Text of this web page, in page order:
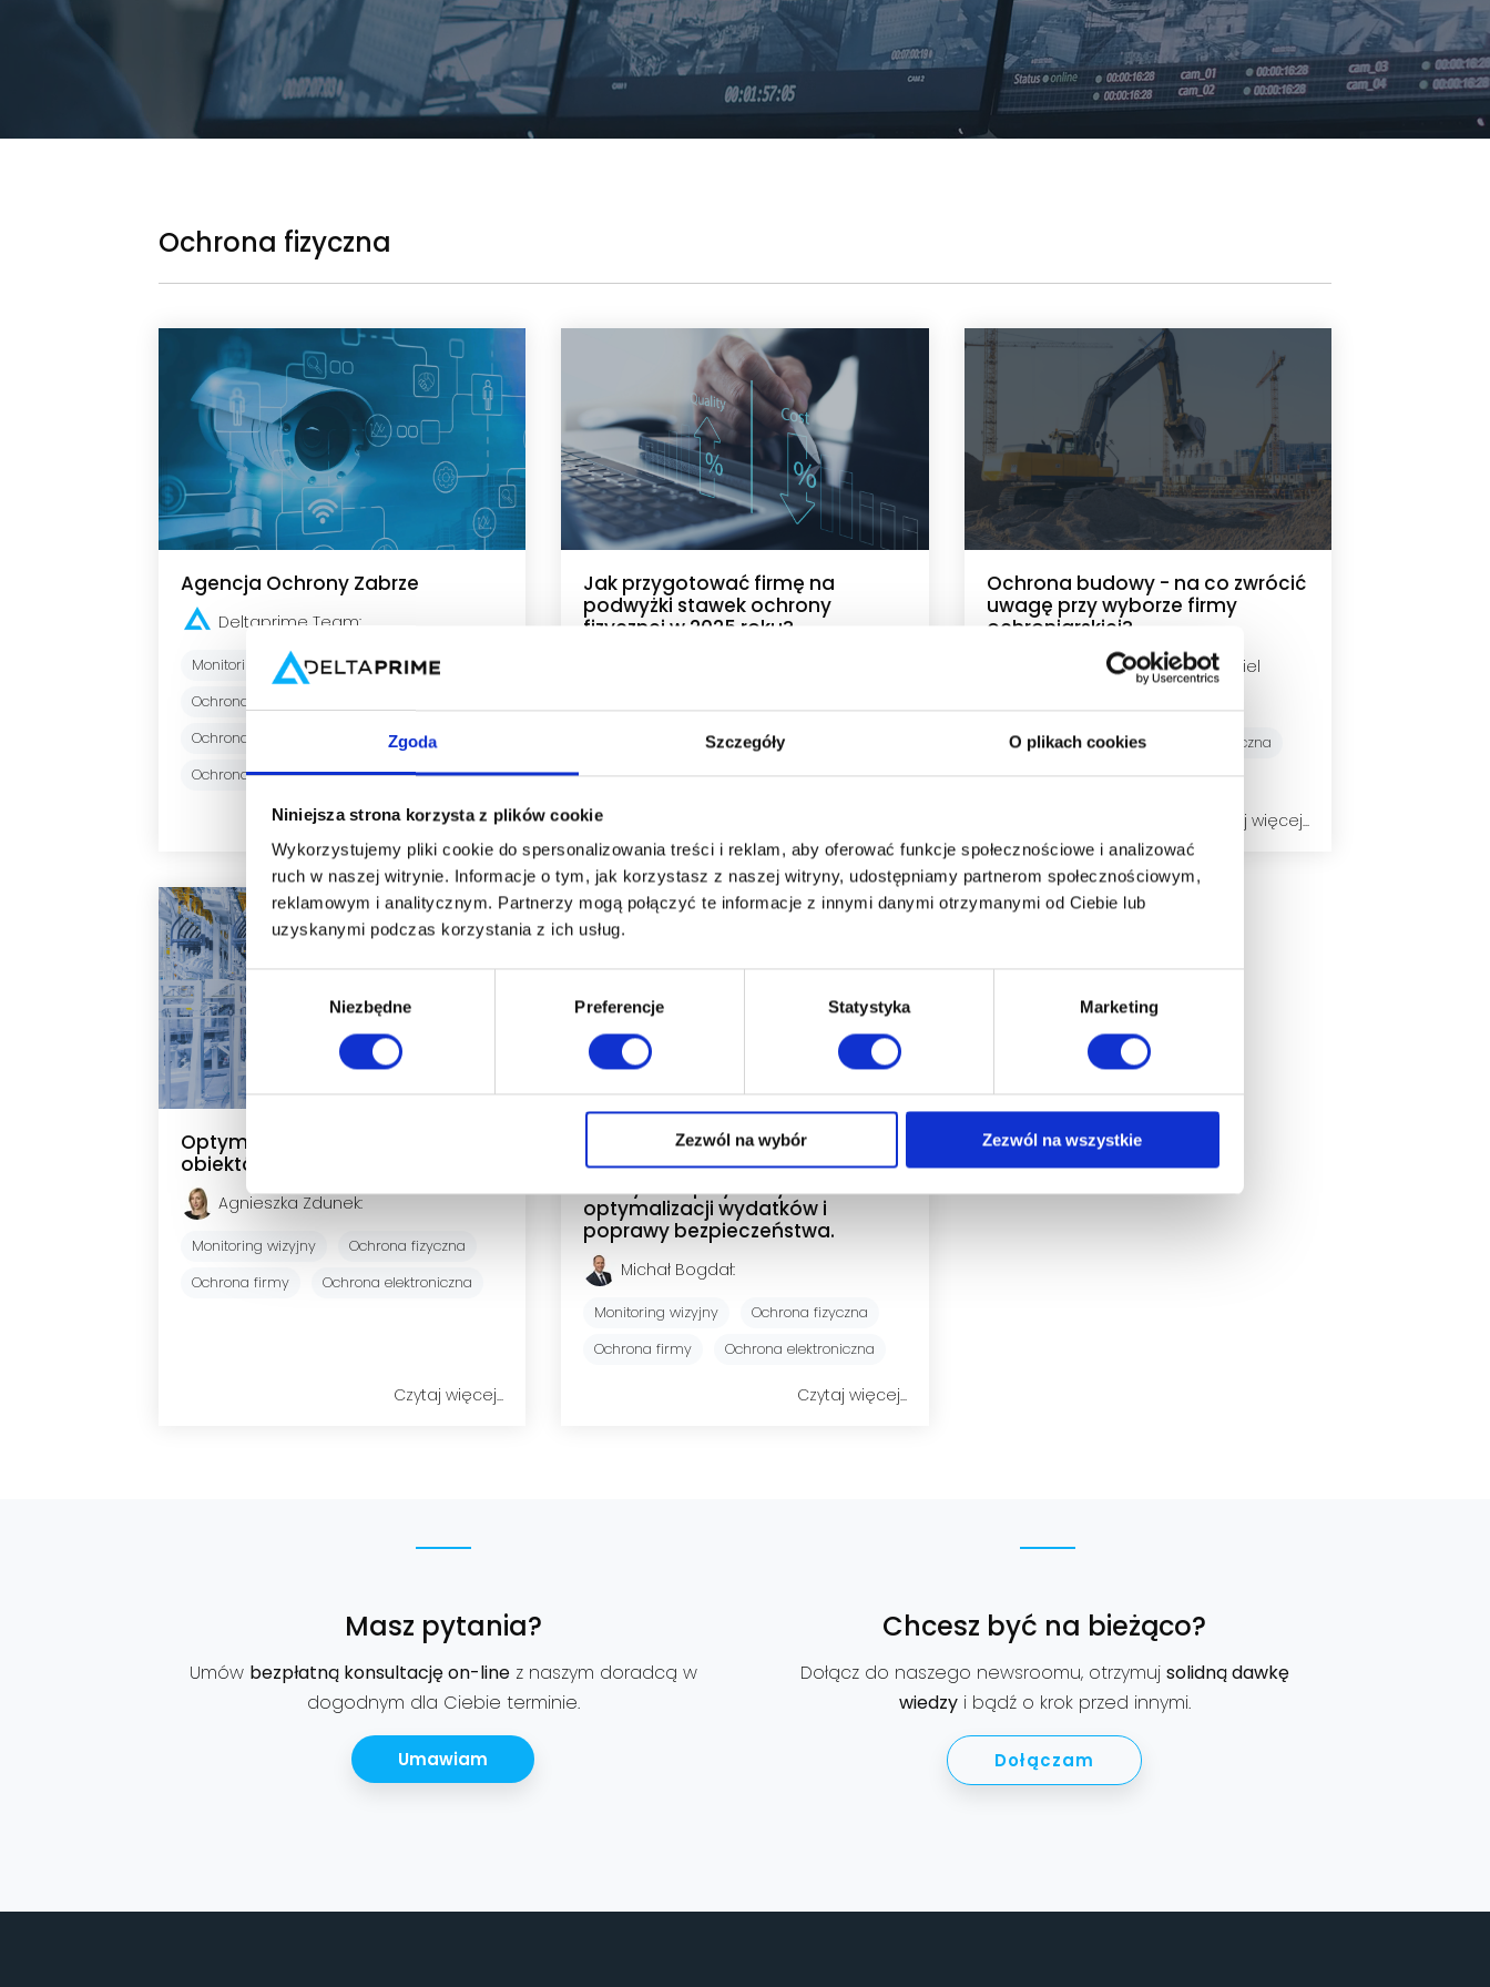
Zgoda Szczegóły O plikach cookies
Niniejsza strona korzysta z plików cookie
Wykorzystujemy pliki cookie do spersonalizowania treści i reklam, aby oferować funkcje społecznościowe i analizować
ruch w naszej witrynie. Informacje o tym, jak korzystasz z naszej witryny, udostępniamy partnerom społecznościowym,
reklamowym i analitycznym. Partnerzy mogą połączyć te informacje z innymi danymi otrzymanymi od Ciebie lub
uzyskanymi podczas korzystania z ich usług.
Wybór
zgody
Niezbędne Preferencje Statystyka Marketing
Zezwól na wybór Zezwól na wszystkie
Zakłady produkcyjne i usługowe
Inne branże
Ochrona fizyczna
Agencja Ochrony Zabrze
Deltaprime Team:
Monitoring wizyjny
Ochrona domu
Ochrona fizyczna
Ochrona budowy
Ochrona elektroniczna
Czytaj więcej...
Jak przygotować firmę na
podwyżki stawek ochrony
fizycznej w 2025 roku?
Monitoring wizyjny
Ochrona fizyczna
Ochrona elektroniczna
Ochrona budowy - na co zwrócić
uwagę przy wyborze firmy
ochroniarskiej?
Daniel
Monitoring wizyjny Ochrona fizyczna
Czytaj więcej...
Optymalizacja kosztów ochrony
obiektów produkcyjnych
Agnieszka Zdunek:
Monitoring wizyjny
Ochrona fizyczna
Ochrona firmy
Ochrona elektroniczna
Czytaj więcej...
Jak podejść do wzrostu stawek
ochrony fizycznej w 2024 roku?
Praktyczne przykłady
optymalizacji wydatków i
poprawy bezpieczeństwa.
Michał Bogdał:
Monitoring wizyjny
Ochrona fizyczna
Ochrona firmy
Ochrona elektroniczna
Czytaj więcej...
Masz pytania?
Umów bezpłatną konsultację on-linez naszym doradcą w
dogodnym dla Ciebie terminie.
Umawiam
Chcesz być na bieżąco?
Dołącz do naszego newsroomu, otrzymuj solidną dawkę
wiedzyi bądź o krok przed innymi.
Dołączam